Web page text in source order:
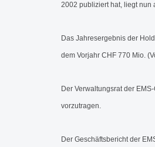
2002 publiziert hat, liegt nun
Das Jahresergebnis der
dem Vorjahr CHF 770 Mio.
Der Verwaltungsrat der
vorzutragen.
Der Geschäftsbericht der